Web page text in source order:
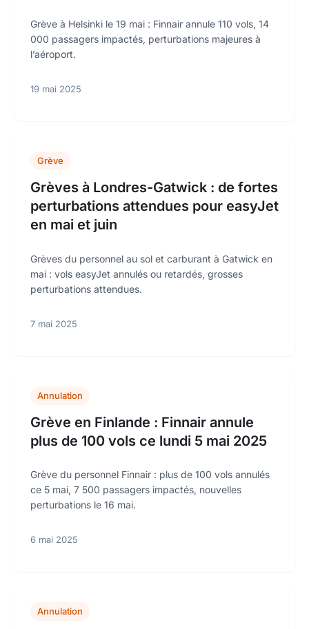
Grève à Helsinki le 19 mai : Finnair annule 110 vols, 14
000 passagers impactés, perturbations majeures à
l’aéroport.
19 mai 2025
Grève
Grèves à Londres-Gatwick : de fortes
perturbations attendues pour easyJet
en mai et juin
Grèves du personnel au sol et carburant à Gatwick en
mai : vols easyJet annulés ou retardés, grosses
perturbations attendues.
7 mai 2025
Annulation
Grève en Finlande : Finnair annule
plus de 100 vols ce lundi 5 mai 2025
Grève du personnel Finnair : plus de 100 vols annulés
ce 5 mai, 7 500 passagers impactés, nouvelles
perturbations le 16 mai.
6 mai 2025
Annulation